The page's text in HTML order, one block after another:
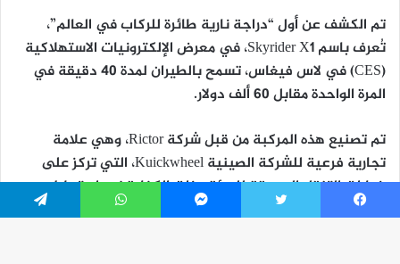
فيسبوك تويتر ماسنجر واتساب تيلقرام